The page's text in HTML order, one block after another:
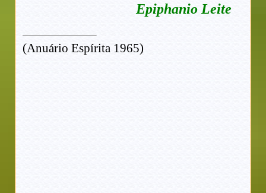
Epiphanio Leite
(Anuário Espírita 1965)